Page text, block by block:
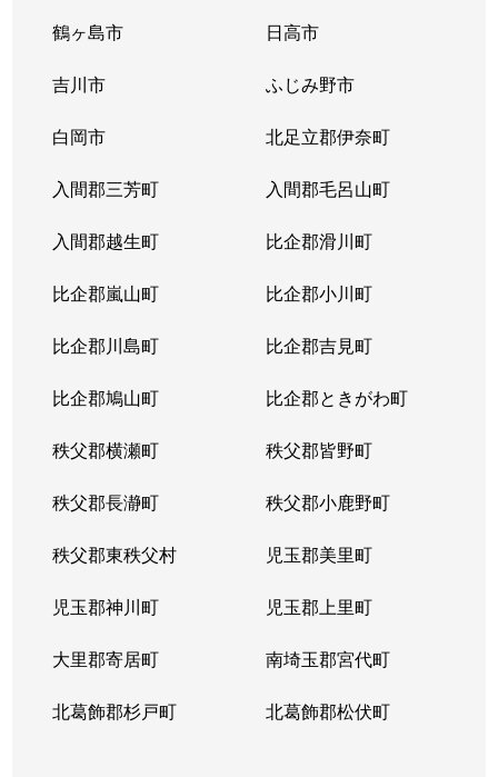
鶴ヶ島市 日高市
吉川市 ふじみ野市
白岡市 北足立郡伊奈町
入間郡三芳町 入間郡毛呂山町
入間郡越生町 比企郡滑川町
比企郡嵐山町 比企郡小川町
比企郡川島町 比企郡吉見町
比企郡鳩山町 比企郡ときがわ町
秩父郡横瀬町 秩父郡皆野町
秩父郡長瀞町 秩父郡小鹿野町
秩父郡東秩父村 児玉郡美里町
児玉郡神川町 児玉郡上里町
大里郡寄居町 南埼玉郡宮代町
北葛飾郡杉戸町 北葛飾郡松伏町